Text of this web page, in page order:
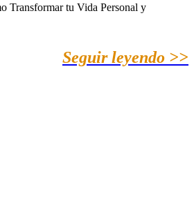
Transformar tu Vida Personal y
Seguir leyendo >>